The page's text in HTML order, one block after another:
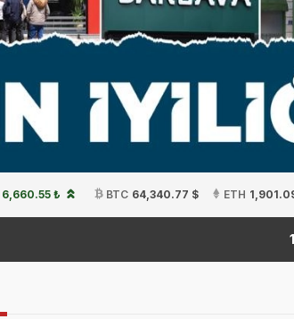
6,660.55 ₺ BTC 64,340.77 $ ETH